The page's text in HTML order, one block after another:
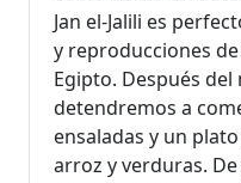
Jan el-Jalili es
y reproducciones
Egipto. Después
detendremos a
ensaladas y un
arroz y verduras.